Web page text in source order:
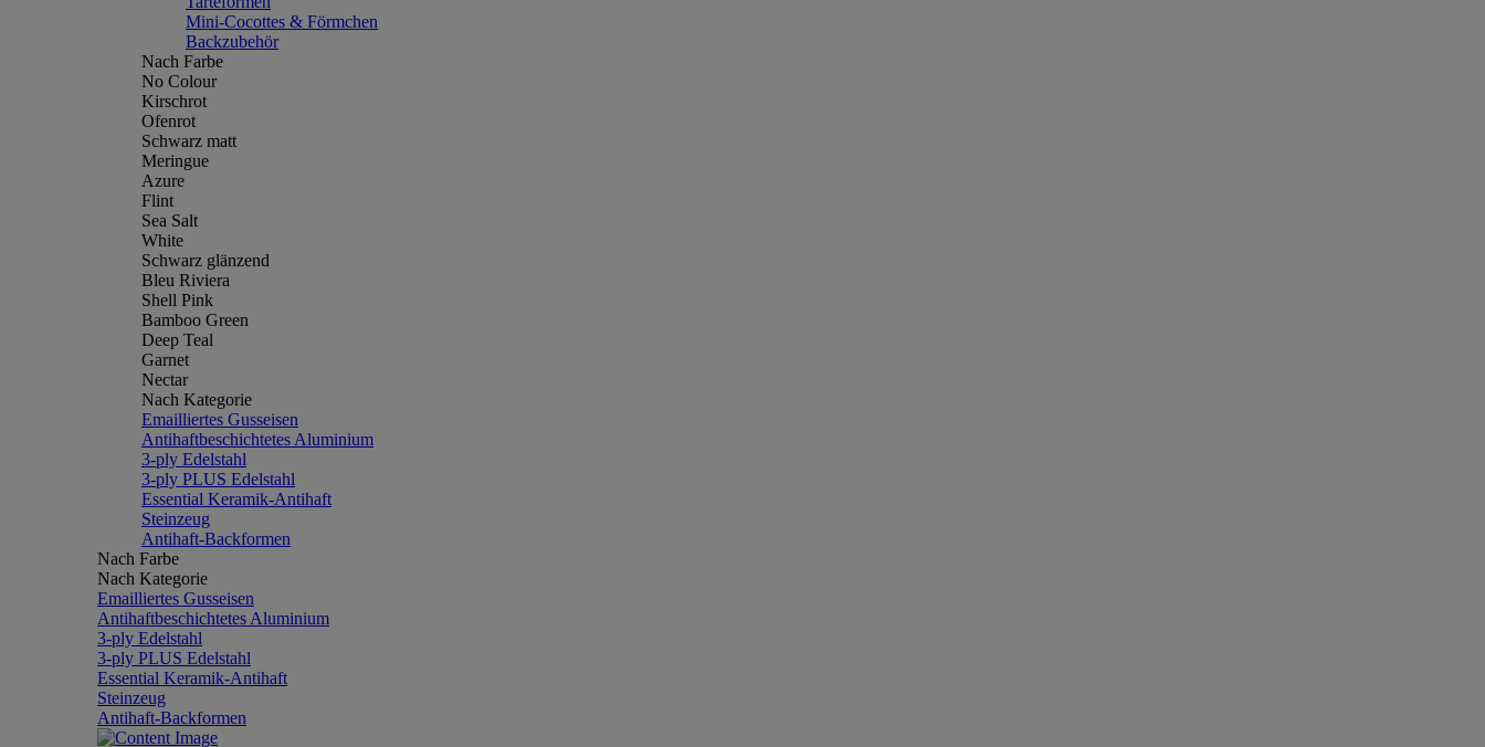
Mini-Cocottes & Förmchen
Backzubehör
Nach Farbe
No Colour
Kirschrot
Ofenrot
Schwarz matt
Meringue
Azure
Flint
Sea Salt
White
Schwarz glänzend
Bleu Riviera
Shell Pink
Bamboo Green
Deep Teal
Garnet
Nectar
Nach Kategorie
Emailliertes Gusseisen
Antihaftbeschichtetes Aluminium
3-ply Edelstahl
3-ply PLUS Edelstahl
Essential Keramik-Antihaft
Steinzeug
Antihaft-Backformen
Nach Farbe
Nach Kategorie
Emailliertes Gusseisen
Antihaftbeschichtetes Aluminium
3-ply Edelstahl
3-ply PLUS Edelstahl
Essential Keramik-Antihaft
Steinzeug
Antihaft-Backformen